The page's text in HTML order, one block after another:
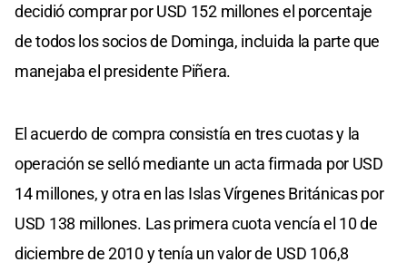
decidió comprar por USD 152 millones el porcentaje
de todos los socios de Dominga, incluida la parte que
manejaba el presidente Piñera.
El acuerdo de compra consistía en tres cuotas y la
operación se selló mediante un acta firmada por USD
14 millones, y otra en las Islas Vírgenes Británicas por
USD 138 millones. Las primera cuota vencía el 10 de
diciembre de 2010 y tenía un valor de USD 106,8